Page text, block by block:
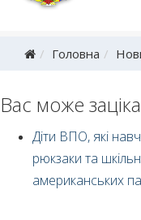
Головна
Вас може
Діти ВПО, які
рюкзаки та
американських